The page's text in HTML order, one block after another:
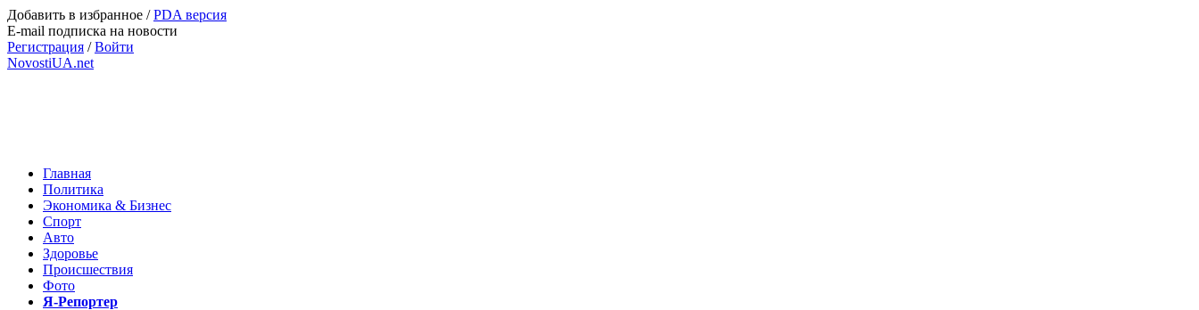
Добавить в избранное /PDA версия
E-mail подписка на новости
Регистрация /Войти
NovostiUA.net
Главная
Политика
Экономика & Бизнес
Спорт
Авто
Здоровье
Происшествия
Фото
Я-Репортер